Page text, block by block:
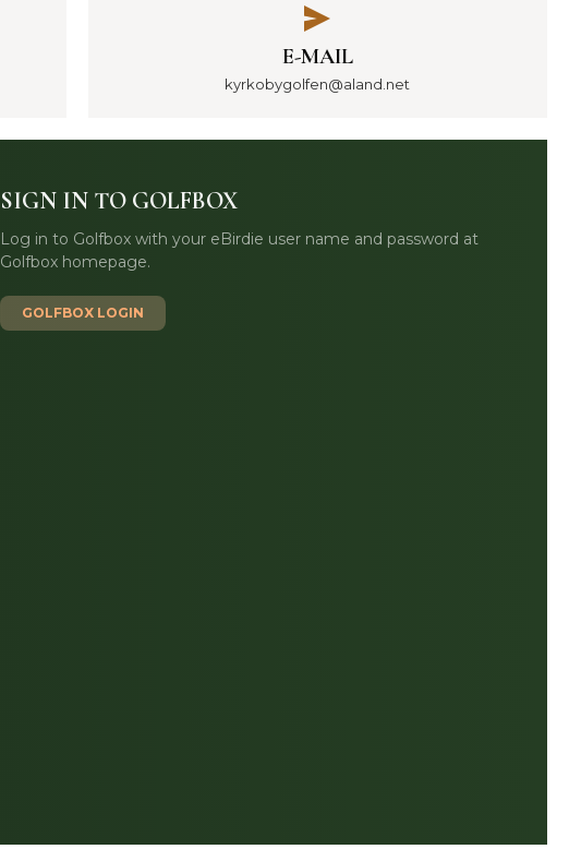
E-MAIL
kyrkobygolfen@aland.net
SIGN IN TO GOLFBOX
Log in to Golfbox with your eBirdie user name and password at
Golfbox homepage.
GOLFBOX LOGIN